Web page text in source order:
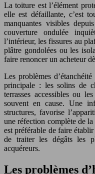
La toiture est l’élément
elle est défaillante, c’est
manquantes visibles
couverture ondulée
l’intérieur, les fissures au
plâtre gondolées ou les
faire renoncer un acheteur
Les problèmes
principale : les solins de
terrasses accessibles ou
souvent en cause. Une
structures, favorise
une réfection complète de
est préférable de faire
de traiter les dégâts les
acquéreurs.
Les problèmes